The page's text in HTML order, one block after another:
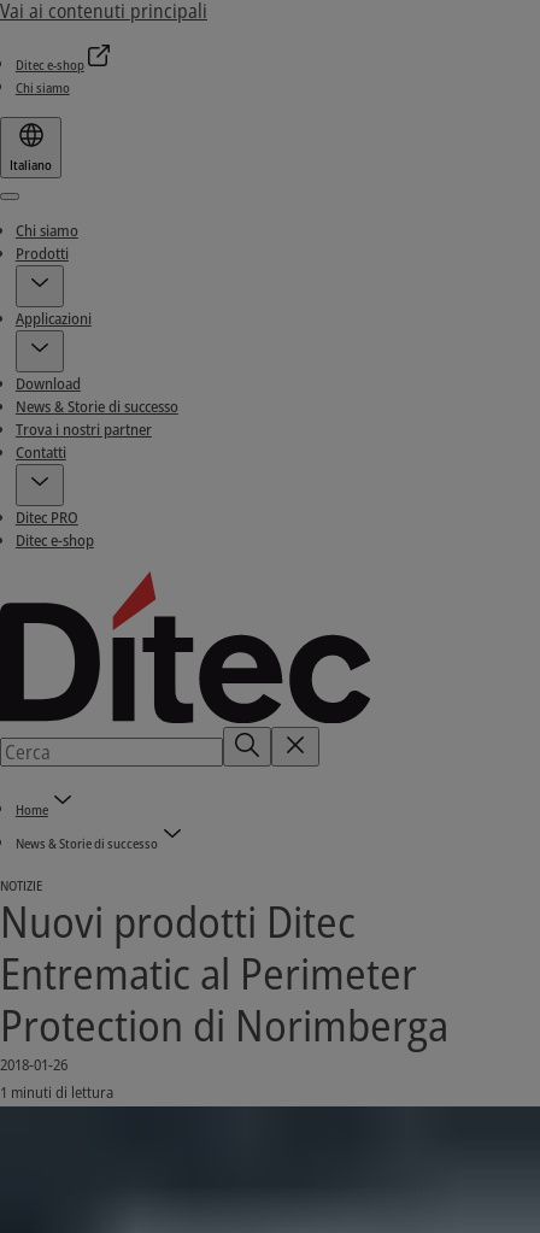
Vai ai contenuti principali
Ditec e-shop
Chi siamo
Italiano
Menu
Chi siamo
Prodotti
Applicazioni
Download
News & Storie di successo
Trova i nostri partner
Contatti
Ditec PRO
Ditec e-shop
Home
News & Storie di successo
NOTIZIE
Nuovi prodotti Ditec
Entrematic al Perimeter
Protection di Norimberga
2018-01-26
1 minuti di lettura